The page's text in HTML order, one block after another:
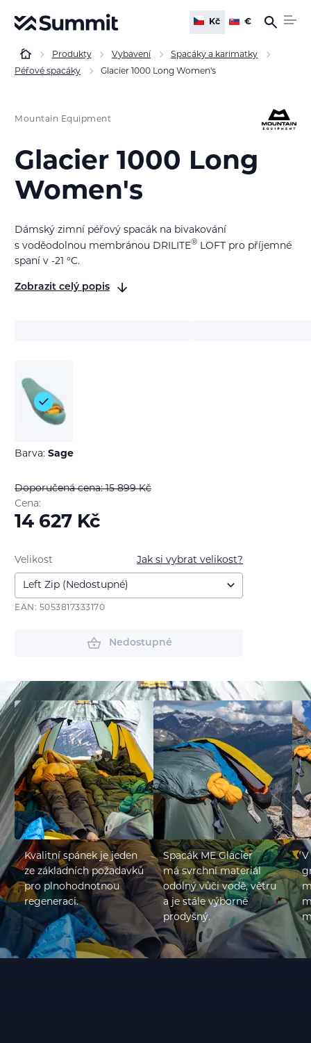
Kč €
Produkty Vybavení
Spacáky a karimatky
Péřové spacáky
Glacier 1000 Long Women's
Mountain Equipment
Glacier 1000 Long
Women's
Dámský zimní péřový spacák na bivakování
s voděodolnou membránou DRILITE® LOFT pro příjemné
spaní v -21 °C.
Zobrazit celý popis
Barva: Sage
Doporučená cena: 15 899Kč
Cena:
14 627 Kč
Jak si vybrat velikost?
Velikost
EAN: 5053817333170
Nedostupné
Kvalitní spánek je jeden
ze základních požadavků
pro plnohodnotnou
regeneraci.
Spacák ME Glacier
má svrchní materiál
odolný vůči vodě, větru
a je stále výborně
prodyšný.
V